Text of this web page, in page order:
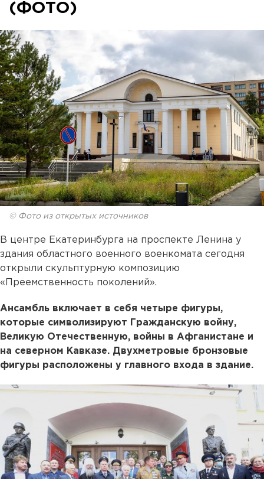
(ФОТО)
© Фото из открытых источников
В центре Екатеринбурга на проспекте Ленина у
здания областного военного военкомата сегодня
открыли скульптурную композицию
«Преемственность поколений».
Ансамбль включает в себя четыре фигуры,
которые символизируют Гражданскую войну,
Великую Отечественную, войны в Афганистане и
на северном Кавказе. Двухметровые бронзовые
фигуры расположены у главного входа в здание.